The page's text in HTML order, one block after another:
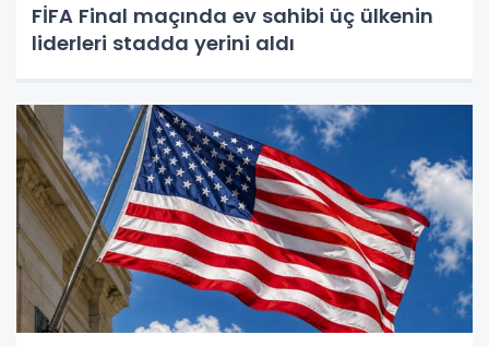
FİFA Final maçında ev sahibi üç ülkenin
liderleri stadda yerini aldı